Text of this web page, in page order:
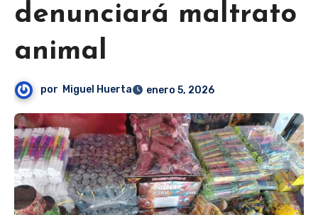
denunciará maltrato
animal
por Miguel Huerta enero 5, 2026